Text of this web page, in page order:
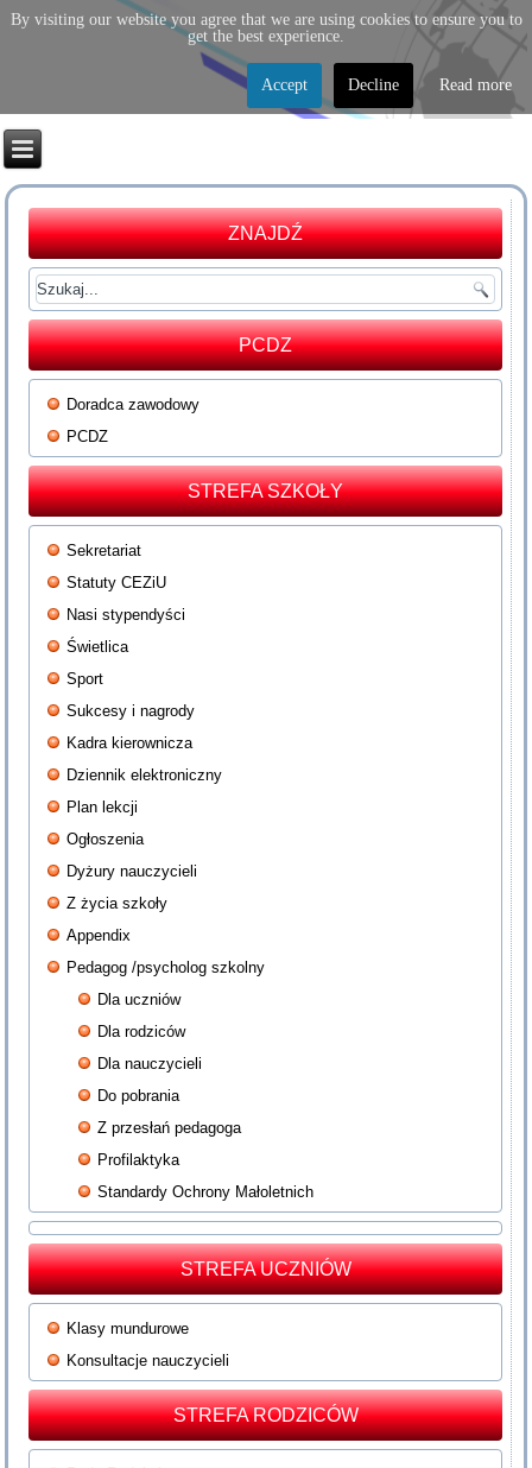
ZNAJDŹ
PCDZ
Doradca zawodowy
PCDZ
STREFA SZKOŁY
Sekretariat
Statuty CEZiU
Nasi stypendyści
Świetlica
Sport
Sukcesy i nagrody
Kadra kierownicza
Dziennik elektroniczny
Plan lekcji
Ogłoszenia
Dyżury nauczycieli
Z życia szkoły
Appendix
Pedagog /psycholog szkolny
Dla uczniów
Dla rodziców
Dla nauczycieli
Do pobrania
Z przesłań pedagoga
Profilaktyka
Standardy Ochrony Małoletnich
STREFA UCZNIÓW
Klasy mundurowe
Konsultacje nauczycieli
STREFA RODZICÓW
By visiting our website you agree that we are using cookies to ensure you to
get the best experience.
Accept Decline Read more